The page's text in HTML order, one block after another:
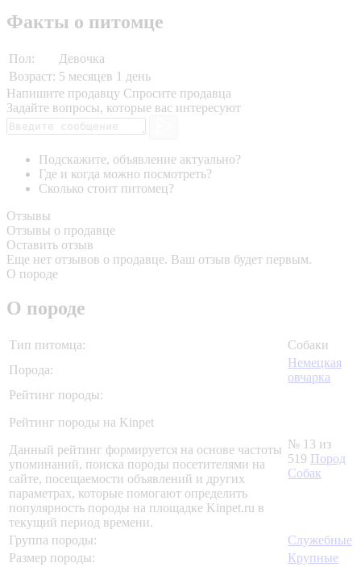
Факты о питомце
Пол:
Девочка
Возраст: 5 месяцев 1 день
Напишите продавцу Спросите продавца
Задайте вопросы, которые вас интересуют
Подскажите, объявление актуально?
Где и когда можно посмотреть?
Сколько стоит питомец?
Отзывы
Отзывы о продавце
Оставить отзыв
Еще нет отзывов о продавце. Ваш отзыв будет первым.
О породе
О породе
Тип питомца:
Собаки
Порода:
Немецкая
овчарка
Рейтинг породы:
Рейтинг породы на Kinpet
Данный рейтинг формируется на основе частоты
упоминаний, поиска породы посетителями на
сайте, посещаемости объявлений и других
параметрах, которые помогают определить
популярность породы на площадке Kinpet.ru в
текущий период времени.
№ 13 из
519 Пород
Собак
Группа породы:
Служебные
Размер породы:
Крупные